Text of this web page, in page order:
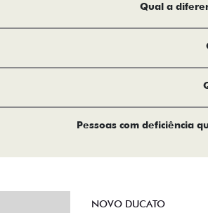
Qual a
Pessoas com deficiência
NOVO DUCATO